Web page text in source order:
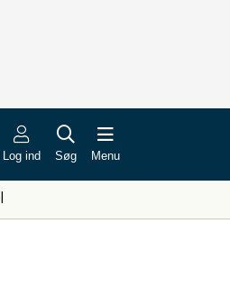
Log ind Søg Menu